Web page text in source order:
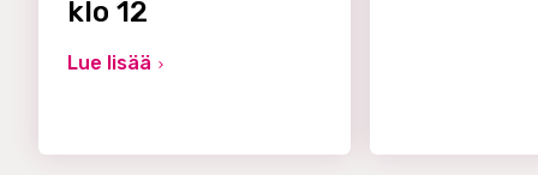
klo 12
Lue lisää